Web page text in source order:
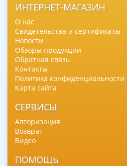
ИНТЕРНЕТ-МАГАЗИН
О нас
Свидетельства и сертификаты
Новости
Обзоры продукции
Обратная связь
Контакты
Политика конфиденциальности
Карта сайта
СЕРВИСЫ
Авторизация
Возврат
Видео
ПОМОЩЬ